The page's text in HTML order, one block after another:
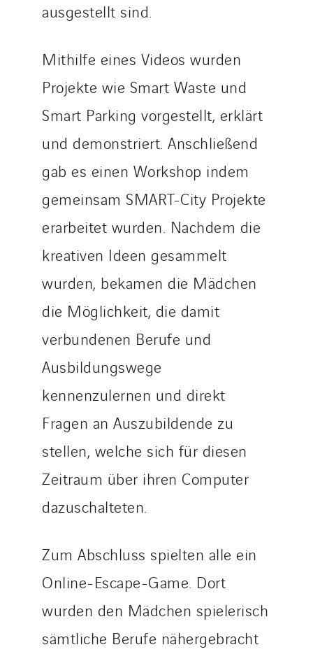
ausgestellt sind.
Mithilfe eines Videos wurden
Projekte wie Smart Waste und
Smart Parking vorgestellt, erklärt
und demonstriert. Anschließend
gab es einen Workshop indem
gemeinsam SMART-City Projekte
erarbeitet wurden. Nachdem die
kreativen Ideen gesammelt
wurden, bekamen die Mädchen
die Möglichkeit, die damit
verbundenen Berufe und
Ausbildungswege
kennenzulernen und direkt
Fragen an Auszubildende zu
stellen, welche sich für diesen
Zeitraum über ihren Computer
dazuschalteten.
Zum Abschluss spielten alle ein
Online-Escape-Game. Dort
wurden den Mädchen spielerisch
sämtliche Berufe nähergebracht